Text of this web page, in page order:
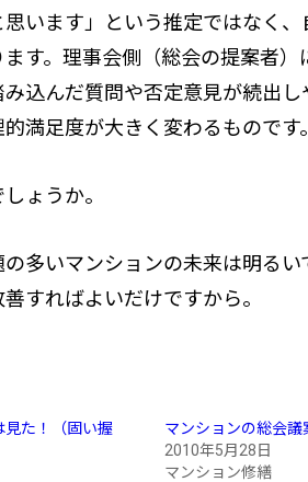
います」という推定ではなく
す。理事会側（総会の提案者
込んだ質問や否定意見が続出
満足度が大きく変わるものです。
ょうか。
多いマンションの未来は明るい
すればよいだけですから。
見た！（固い握
マンションの総会議
2010年5月28日
マンション修繕